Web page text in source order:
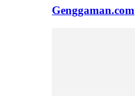
Genggaman.com